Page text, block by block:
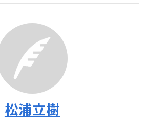
松浦立樹